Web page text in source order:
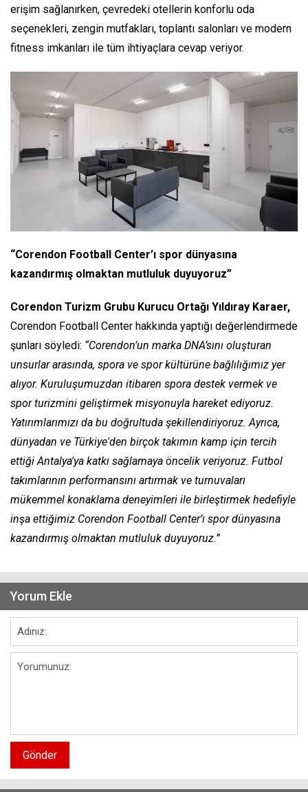
erişim sağlanırken, çevredeki otellerin konforlu oda
seçenekleri, zengin mutfakları, toplantı salonları ve modern
fitness imkanları ile tüm ihtiyaçlara cevap veriyor.
“Corendon Football Center’ı spor dünyasına
kazandırmış olmaktan mutluluk duyuyoruz”
Corendon Turizm Grubu Kurucu Ortağı Yıldıray Karaer,
Corendon Football Center hakkında yaptığı değerlendirmede
şunları söyledi: “Corendon’un marka DNA’sını oluşturan
unsurlar arasında, spora ve spor kültürüne bağlılığımız yer
alıyor. Kuruluşumuzdan itibaren spora destek vermek ve
spor turizmini geliştirmek misyonuyla hareket ediyoruz.
Yatırımlarımızı da bu doğrultuda şekillendiriyoruz. Ayrıca,
dünyadan ve Türkiye'den birçok takımın kamp için tercih
ettiği Antalya'ya katkı sağlamaya öncelik veriyoruz. Futbol
takımlarının performansını artırmak ve turnuvaları
mükemmel konaklama deneyimleri ile birleştirmek hedefiyle
inşa ettiğimiz Corendon Football Center’ı spor dünyasına
kazandırmış olmaktan mutluluk duyuyoruz.”
Yorum Ekle
Gönder